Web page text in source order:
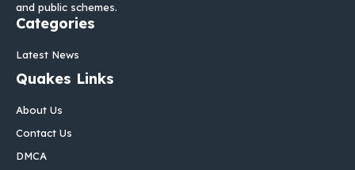
and public schemes.
Categories
Latest News
Quakes Links
About Us
Contact Us
DMCA